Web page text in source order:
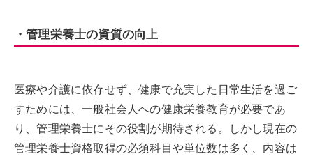
・管理栄養士の資質の向上
医療や介護に依存せず、健康で充実した日常生活を過ご
すためには、一般社会人への健康栄養教育が必要であ
り、管理栄養士にその役割が期待される。しかし現在の
管理栄養士資格取得の必須科目や単位数は多く、内容は